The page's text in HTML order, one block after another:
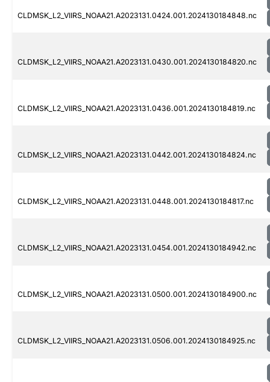
CLDMSK_L2_VIIRS_NOAA21.A2023131.0424.001.2024130184848.nc
CLDMSK_L2_VIIRS_NOAA21.A2023131.0430.001.2024130184820.nc
CLDMSK_L2_VIIRS_NOAA21.A2023131.0436.001.2024130184819.nc
CLDMSK_L2_VIIRS_NOAA21.A2023131.0442.001.2024130184824.nc
CLDMSK_L2_VIIRS_NOAA21.A2023131.0448.001.2024130184817.nc
CLDMSK_L2_VIIRS_NOAA21.A2023131.0454.001.2024130184942.nc
CLDMSK_L2_VIIRS_NOAA21.A2023131.0500.001.2024130184900.nc
CLDMSK_L2_VIIRS_NOAA21.A2023131.0506.001.2024130184925.nc